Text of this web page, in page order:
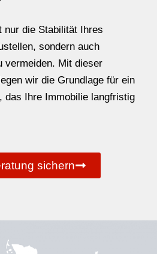
die Stabilität Ihres
sondern auch
vermeiden. Mit dieser
wir die Grundlage für ein
das Ihre Immobilie langfristig
sichern